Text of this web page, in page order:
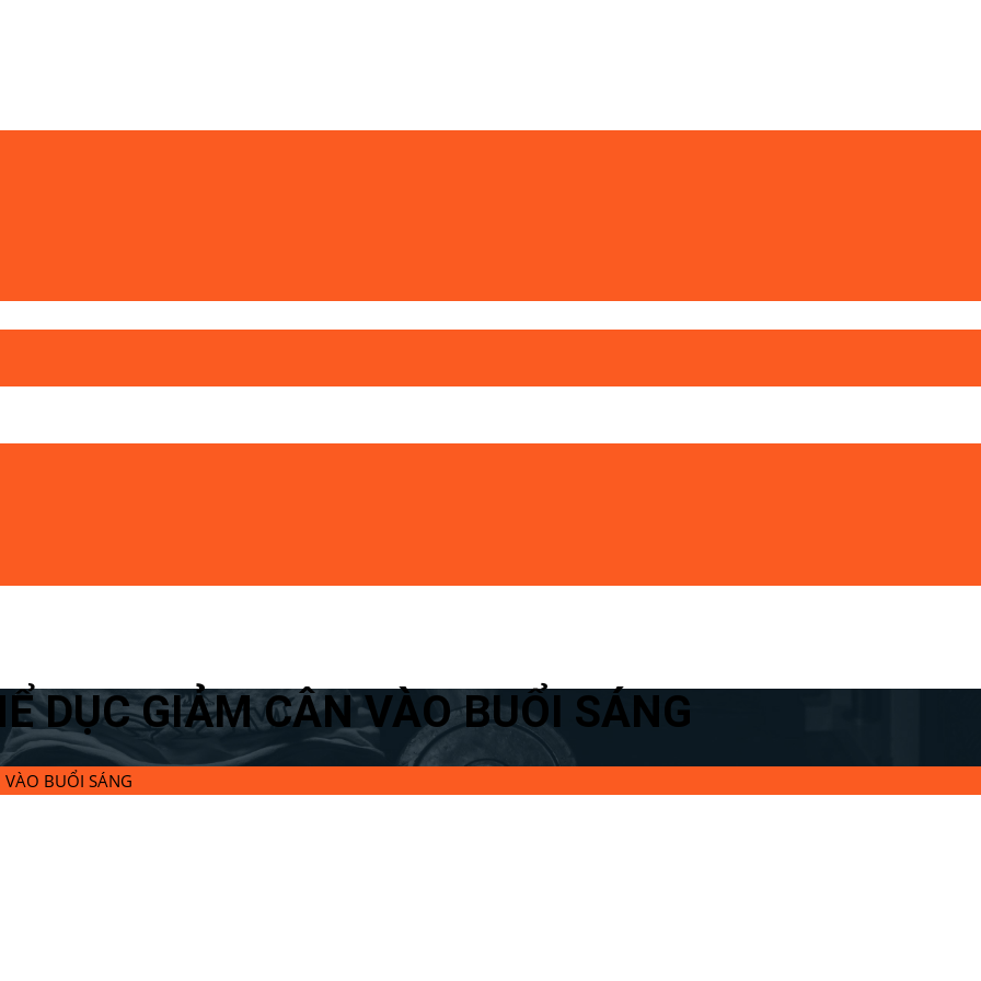
DỤC GIẢM CÂN VÀO BUỔI SÁNG
BUỔI SÁNG